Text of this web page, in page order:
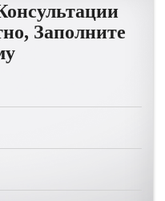
Заполните